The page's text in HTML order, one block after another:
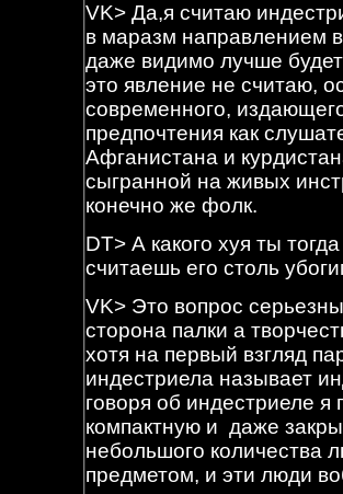
VK> Да,я считаю
в маразм направлением
даже видимо лучше
это явление не считаю,
современного,
предпочтения как
Афганистана и
сыгранной на живых
конечно же фолк.
DT> А какого хуя ты
считаешь его столь
VK> Это вопрос
сторона палки а
хотя на первый взгляд
индестриела называет
говоря об индестриеле я
компактную и даже
небольшого количества
предметом, и эти люди